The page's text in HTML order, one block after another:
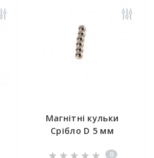
Магнітні кульки
Срібло D 5 мм
0